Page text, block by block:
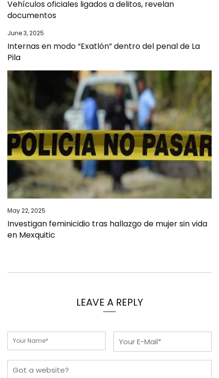
Vehículos oficiales ligados a delitos, revelan
documentos
June 3, 2025
Internas en modo “Exatlón” dentro del penal de La
Pila
May 22, 2025
Investigan feminicidio tras hallazgo de mujer sin vida
en Mexquitic
LEAVE A REPLY